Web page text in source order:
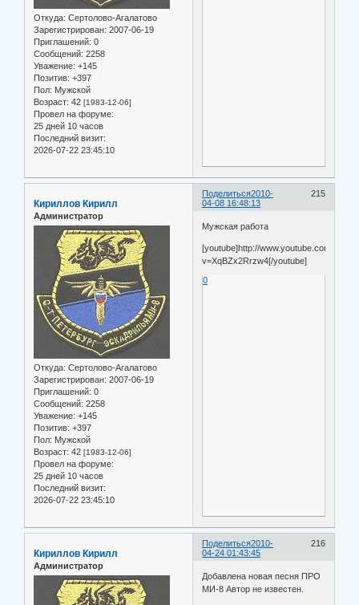
Откуда: Сертолово-Агалатово
Зарегистрирован: 2007-06-19
Приглашений: 0
Сообщений: 2258
Уважение: +145
Позитив: +397
Пол: Мужской
Возраст: 42 [1983-12-06]
Провел на форуме:
25 дней 10 часов
Последний визит:
2026-07-22 23:45:10
Поделиться 215
2010-
04-08 16:48:13
Кириллов Кирилл
Администратор
Откуда: Сертолово-Агалатово
Зарегистрирован: 2007-06-19
Приглашений: 0
Сообщений: 2258
Уважение: +145
Позитив: +397
Пол: Мужской
Возраст: 42 [1983-12-06]
Провел на форуме:
25 дней 10 часов
Последний визит:
2026-07-22 23:45:10
Мужская работа
[youtube]http://www.youtube.com/
v=XqBZx2Rrzw4[/youtube]
0
Поделиться 216
2010-
04-24 01:43:45
Кириллов Кирилл
Администратор
Добавлена новая песня ПРО
МИ-8 Автор не известен.